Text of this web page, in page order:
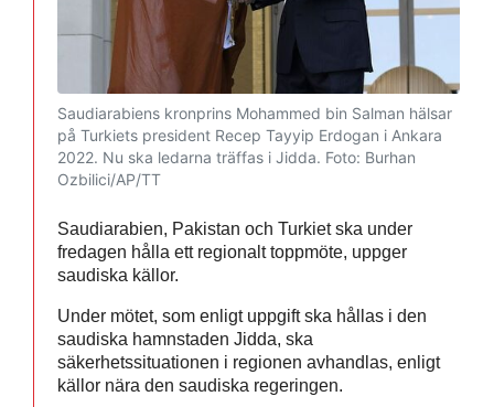
Saudiarabiens kronprins Mohammed bin Salman hälsar
på Turkiets president Recep Tayyip Erdogan i Ankara
2022. Nu ska ledarna träffas i Jidda. Foto: Burhan
Ozbilici/AP/TT
Saudiarabien, Pakistan och Turkiet ska under
fredagen hålla ett regionalt toppmöte, uppger
saudiska källor.
Under mötet, som enligt uppgift ska hållas i den
saudiska hamnstaden Jidda, ska
säkerhetssituationen i regionen avhandlas, enligt
källor nära den saudiska regeringen.